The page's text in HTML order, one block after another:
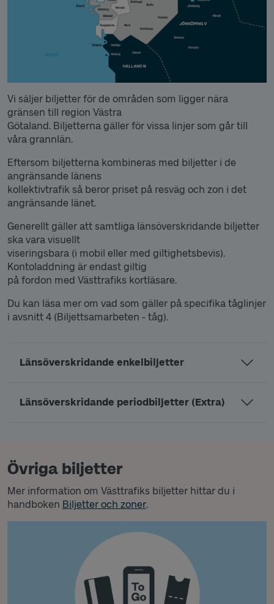
Vi säljer biljetter för de områden som ligger nära
gränsen till region Västra
Götaland. Biljetterna gäller för vissa linjer som går till
våra grannlän.
Eftersom biljetterna kombineras med biljetter i de
angränsande länens
kollektivtrafik så beror priset på resväg och zon i det
angränsande länet.
Generellt gäller att samtliga länsöverskridande biljetter
ska vara visuellt
viseringsbara (i mobil eller med giltighetsbevis).
Kontoladdning är endast giltig
på fordon med Västtrafiks kortläsare.
Du kan läsa mer om vad som gäller på specifika tåglinjer
i avsnitt 4 (Biljettsamarbeten - tåg).
Länsöverskridande enkelbiljetter
Länsöverskridande periodbiljetter (Extra)
Övriga biljetter
Mer information om Västtrafiks biljetter hittar du i
handboken Biljetter och zoner.